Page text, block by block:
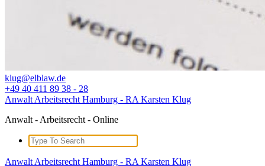
klug@elblaw.de
+49 40 411 89 38 - 28
Anwalt Arbeitsrecht Hamburg - RA Karsten Klug
Anwalt - Arbeitsrecht - Online
Search
for:
Anwalt Arbeitsrecht Hamburg - RA Karsten Klug